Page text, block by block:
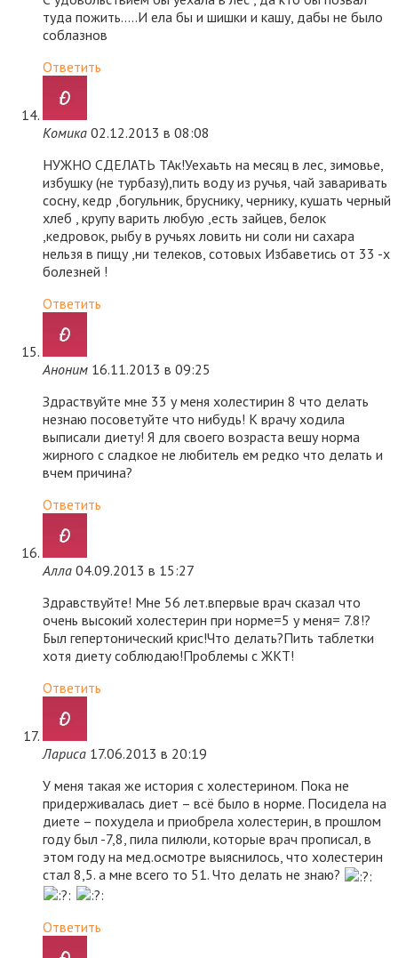
туда пожить…..И ела бы и шишки и кашу, дабы не было
соблазнов
Ответить
Комика 02.12.2013 в 08:08
НУЖНО СДЕЛАТЬ ТАк!Уехаьть на месяц в лес, зимовье,
избушку (не турбазу),пить воду из ручья, чай заваривать
сосну, кедр ,богульник, бруснику, чернику, кушать черный
хлеб , крупу варить любую ,есть зайцев, белок
,кедровок, рыбу в ручьях ловить ни соли ни сахара
нельзя в пищу ,ни телеков, сотовых Избаветись от 33 -х
болезней !
Ответить
Аноним 16.11.2013 в 09:25
Здраствуйте мне 33 у меня холестирин 8 что делать
незнаю посоветуйте что нибудь! К врачу ходила
выписали диету! Я для своего возраста вешу норма
жирного с сладкое не любитель ем редко что делать и
вчем причина?
Ответить
Алла 04.09.2013 в 15:27
Здравствуйте! Мне 56 лет.впервые врач сказал что
очень высокий холестерин при норме=5 у меня= 7.8!?
Был гепертонический крис!Что делать?Пить таблетки
хотя диету соблюдаю!Проблемы с ЖКТ!
Ответить
Лариса 17.06.2013 в 20:19
У меня такая же история с холестерином. Пока не
придерживалась диет – всё было в норме. Посидела на
диете – похудела и приобрела холестерин, в прошлом
году был -7,8, пила пилюли, которые врач прописал, в
этом году на мед.осмотре выяснилось, что холестерин
стал 8,5. а мне всего то 51. Что делать не знаю?
Ответить